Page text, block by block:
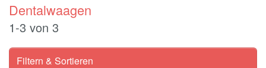
Dentalwaagen
Suchergebnisse:
1-3 von 3
Filtern & Sortieren